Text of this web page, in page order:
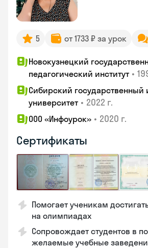
5 от 1733 ₽ за урок
Новокузнецкий
педагогический институт •
Сибирский государственный
университет • 2022 г.
ООО «Инфоурок» • 2020 г.
Сертификаты
Помогает ученикам
на олимпиадах
Сопровождает студентов в
желаемые учебные